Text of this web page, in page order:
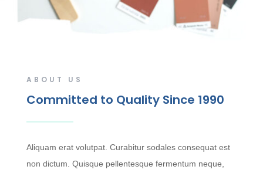
ABOUT US
Committed to Quality Since 1990
Aliquam erat volutpat. Curabitur sodales consequat est
non dictum. Quisque pellentesque fermentum neque,